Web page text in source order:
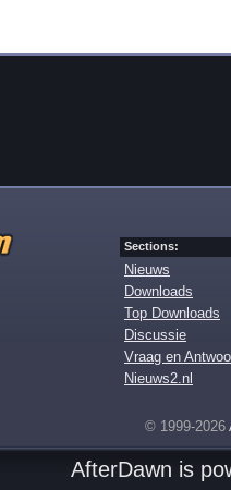
Sections:
Nieuws
Downloads
Top Downloads
Discussie
Vraag en
Nieuws2.nl
© 1999-2026
AfterDawn is